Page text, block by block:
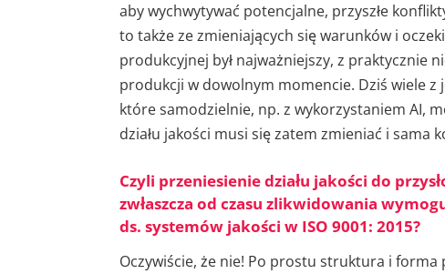
aby wychwytywać potencjalne, przyszłe
to także ze zmieniających się warunków i
produkcyjnej był najważniejszy, z praktycznie
produkcji w dowolnym momencie. Dziś wiele
które samodzielnie, np. z wykorzystaniem AI,
działu jakości musi się zatem zmieniać i sama
Czyli przeniesienie działu jakości do
zwłaszcza od czasu zlikwidowania
ds. systemów jakości w ISO 9001: 2015?
Oczywiście, że nie! Po prostu struktura i